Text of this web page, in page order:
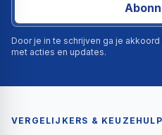
Door je in te schrijven ga je
met acties en updates.
VERGELIJKERS & KEUZEHULP